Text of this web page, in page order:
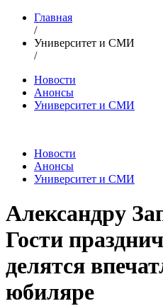
Главная
/
Университет и СМИ
/
Новости
Анонсы
Университет и СМИ
Новости
Анонсы
Университет и СМИ
Александру
Гости
делятся
юбиляре